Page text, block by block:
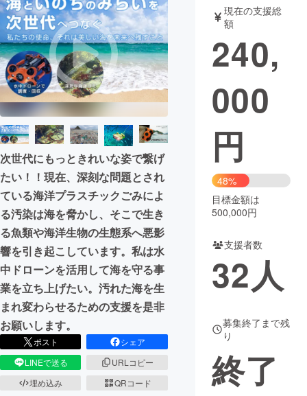
アート・写真 音楽
テクノロジー・ガジェット ゲーム・サ
映像・映画
ビジネス・起業
まちづくり・地域活性化
CAMPFIRE for Social Good
CAMPFIRE Creation
CAMPFIREふるさと納税machi-ya コミュニティ
次世代にもっときれいな姿で繋げ
たい！！現在、深刻な問題とされ
ている海洋プラスチックごみによ
る汚染は海を脅かし、そこで生き
る魚類や海洋生物の生態系へ悪影
響を引き起こしています。私は水
中ドローンを活用して海を守る事
業を立ち上げたい。汚れた海を生
まれ変わらせるための支援を是非
お願いします。
ポスト
シェア
LINEで送る
URLコピー
埋め込み
QRコード
現在の支援総
額
240,
000
円
48%
目標金額は
500,000円
支援者数
32人
募集終了まで残
り
終了